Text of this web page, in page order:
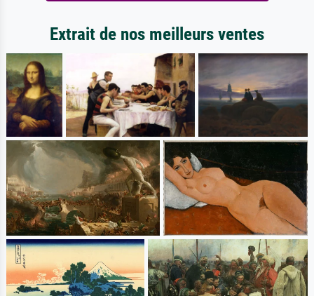
Extrait de nos meilleurs ventes